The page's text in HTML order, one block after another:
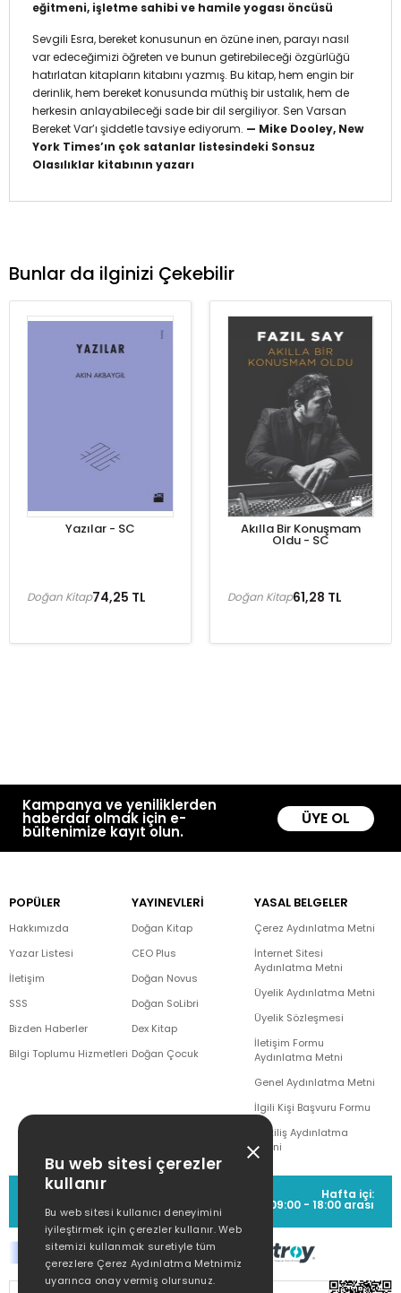
eğitmeni, işletme sahibi ve hamile yogası öncüsü
Sevgili Esra, bereket konusunun en özüne inen, parayı nasıl
var edeceğimizi öğreten ve bunun getirebileceği özgürlüğü
hatırlatan kitapların kitabını yazmış. Bu kitap, hem engin bir
derinlik, hem bereket konusunda müthiş bir ustalık, hem de
herkesin anlayabileceği sade bir dil sergiliyor. Sen Varsan
Bereket Var’ı şiddetle tavsiye ediyorum. — Mike Dooley, New
York Times’ın çok satanlar listesindeki Sonsuz
Olasılıklar kitabının yazarı
Bunlar da ilginizi Çekebilir
Yazılar - SC
74,25 TL
Doğan Kitap
Akılla Bir Konuşmam
Oldu - SC
61,28 TL
Doğan Kitap
Kampanya ve yeniliklerden
haberdar olmak için e-
bültenimize kayıt olun.
ÜYE OL
POPÜLER
Hakkımızda
Yazar Listesi
İletişim
SSS
Bizden Haberler
Bilgi Toplumu Hizmetleri
YAYINEVLERİ
Doğan Kitap
CEO Plus
Doğan Novus
Doğan SoLibri
Dex Kitap
Doğan Çocuk
YASAL BELGELER
Çerez Aydınlatma Metni
İnternet Sitesi
Aydınlatma Metni
Üyelik Aydınlatma Metni
Üyelik Sözleşmesi
İletişim Formu
Aydınlatma Metni
Genel Aydınlatma Metni
İlgili Kişi Başvuru Formu
Çekiliş Aydınlatma
Metni
MÜŞTERİ HİZMETLERİ
(0212) 373 77 00
Hafta içi:
09:00 - 18:00 arası
Bu web sitesi çerezler
kullanır
Bu web sitesi kullanıcı deneyimini
iyileştirmek için çerezler kullanır. Web
sitemizi kullanmak suretiyle tüm
çerezlere Çerez Aydınlatma Metnimiz
uyarınca onay vermiş olursunuz.